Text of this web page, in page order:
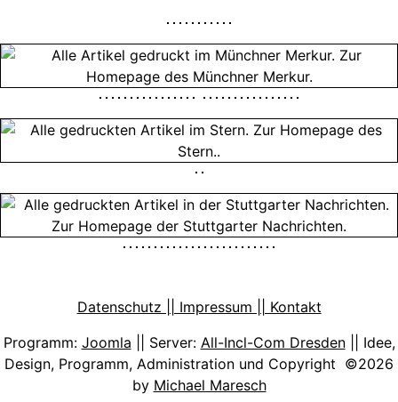
Datenschutz || Impressum || Kontakt
Programm: Joomla || Server: All-Incl-Com Dresden|| Idee,
Design, Programm, Administration und Copyright ©2026
by Michael Maresch